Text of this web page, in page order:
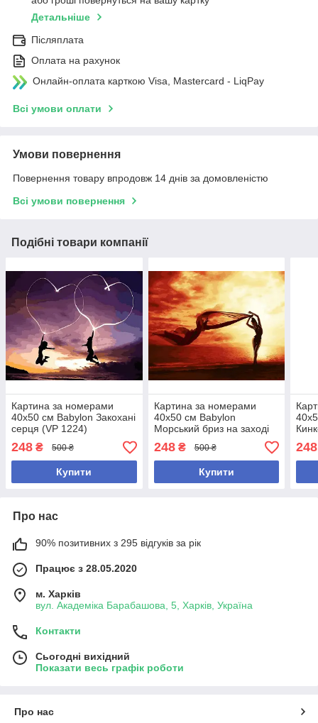
Детальніше
Післяплата
Оплата на рахунок
Онлайн-оплата карткою Visa, Mastercard - LiqPay
Всі умови оплати
Умови повернення
Повернення товару впродовж 14 днів за домовленістю
Всі умови повернення
Подібні товари компанії
Картина за номерами
40х50 см Babylon Закохані
серця (VP 1224)
248 ₴ 500 ₴
Купити
Картина за номерами
40х50 см Babylon
Морський бриз на заході
(VP 1229)
248₴ 500 ₴
Купити
248
Про нас
90% позитивних з 295 відгуків за рік
Працює з 28.05.2020
м. Харків
вул. Академіка Барабашова, 5, Харків, Україна
Контакти
Сьогодні вихідний
Показати весь графік роботи
Про нас